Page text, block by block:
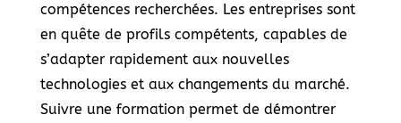
compétences recherchées. Les entreprises sont
en quête de profils compétents, capables de
s’adapter rapidement aux nouvelles
technologies et aux changements du marché.
Suivre une formation permet de démontrer